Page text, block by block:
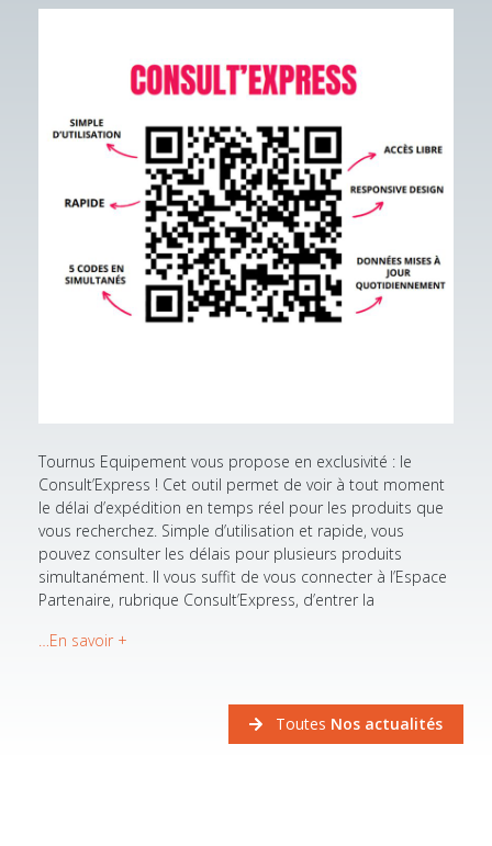
Tournus Equipement vous propose en exclusivité : le
Consult’Express ! Cet outil permet de voir à tout moment
le délai d’expédition en temps réel pour les produits que
vous recherchez. Simple d’utilisation et rapide, vous
pouvez consulter les délais pour plusieurs produits
simultanément. Il vous suffit de vous connecter à l’Espace
Partenaire, rubrique Consult’Express, d’entrer la
…En savoir +
Toutes Nos actualités